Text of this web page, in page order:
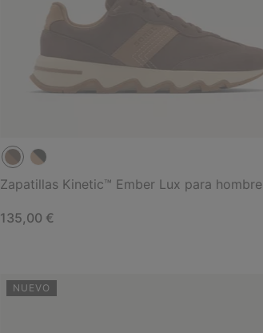
Zapatillas Kinetic™ Ember Lux para hombre
Regular price:
135,00 €
NUEVO